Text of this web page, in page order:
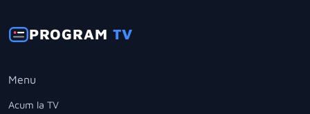
PROGRAMTV
Menu
Acum la TV